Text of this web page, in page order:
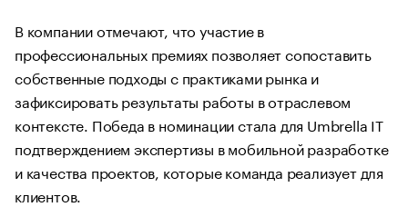
В компании отмечают, что участие в
профессиональных премиях позволяет сопоставить
собственные подходы с практиками рынка и
зафиксировать результаты работы в отраслевом
контексте. Победа в номинации стала для Umbrella IT
подтверждением экспертизы в мобильной разработке
и качества проектов, которые команда реализует для
клиентов.